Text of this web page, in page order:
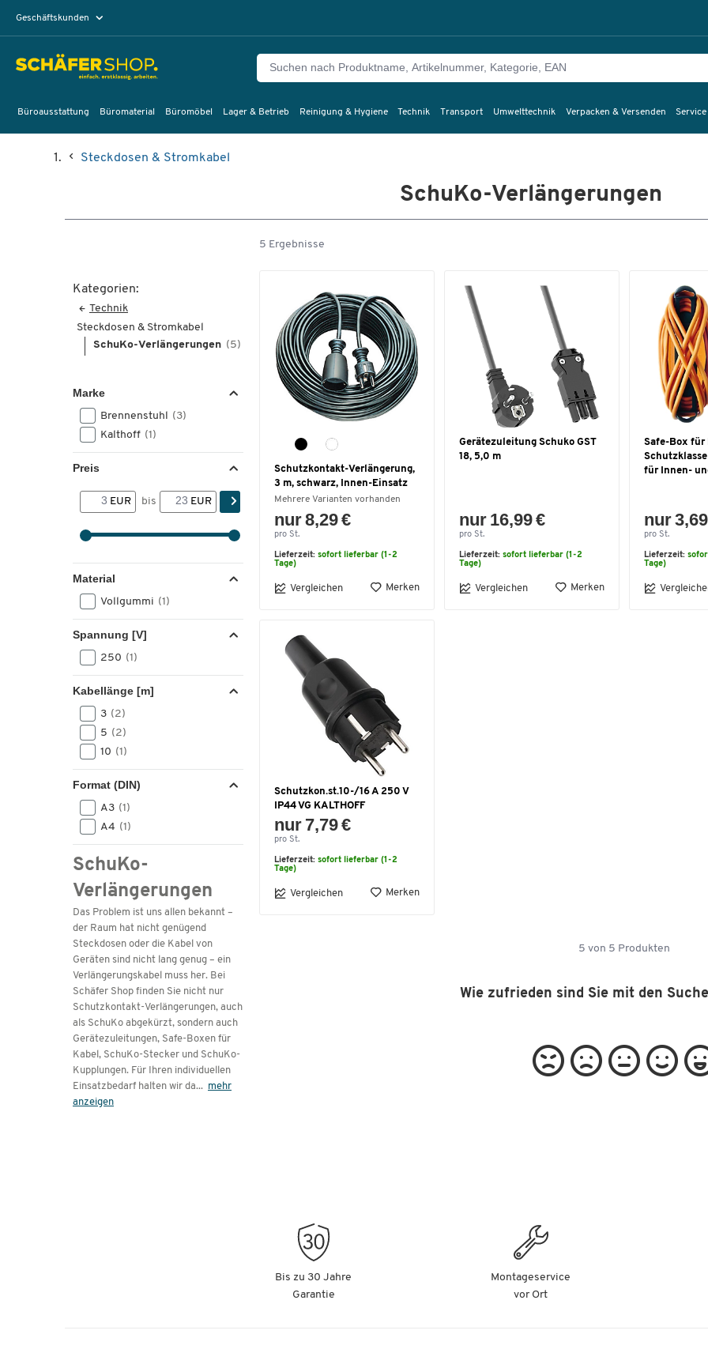
Geschäftskunden
Büroausstattung Büromaterial Büromöbel Lager & Betrieb Reinigung & Hygiene Technik Transport Umwelttechnik Verpacken & Versenden
Steckdosen & Stromkabel
SchuKo-Verlängerungen
Kategorien:
Technik
Steckdosen & Stromkabel
SchuKo-Verlängerungen (5)
Marke
Brennenstuhl (3)
Kalthoff (1)
Preis
EUR bis EUR
Material
Vollgummi (1)
Spannung [V]
250 (1)
Kabellänge [m]
3 (2)
5 (2)
10 (1)
Format (DIN)
A3 (1)
A4 (1)
SchuKo-
Verlängerungen
Das Problem ist uns allen bekannt –
der Raum hat nicht genügend
Steckdosen oder die Kabel von
Geräten sind nicht lang genug – ein
Verlängerungskabel muss her. Bei
Schäfer Shop finden Sie nicht nur
Schutzkontakt-Verlängerungen, auch
als SchuKo abgekürzt, sondern auch
Gerätezuleitungen, Safe-Boxen für
Kabel, SchuKo-Stecker und SchuKo-
Kupplungen. Für Ihren individuellen
Einsatzbedarf halten wir da... mehr
anzeigen
5 Ergebnisse
Schutzkontakt-Verlängerung,
3 m, schwarz, Innen-Einsatz
Mehrere Varianten vorhanden
nur 8,29 €
pro St.
Lieferzeit: sofort lieferbar (1-2
Tage)
Vergleichen Merken
Gerätezuleitung Schuko GST
18, 5,0 m
nur 16,99 €
pro St.
Lieferzeit: sofort lieferbar (1-2
Tage)
Vergleichen Merken
Safe-Box für
für Innen-
nur
pro St.
Lieferzeit:
Tage)
Schutzkon.st.10-/16 A 250 V
IP44 VG KALTHOFF
nur 7,79 €
pro St.
Lieferzeit: sofort lieferbar (1-2
Tage)
Vergleichen Merken
5 von 5 Produkten
Wie zufrieden sind Sie mit den
Bis zu 30 Jahre
Garantie
Montageservice
vor Ort